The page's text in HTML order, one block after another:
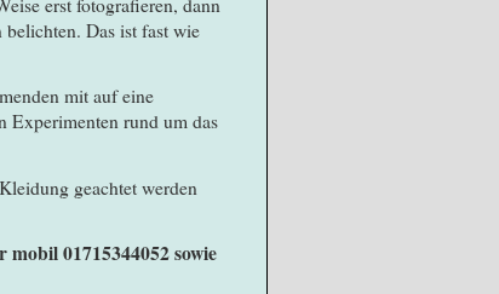
Das ist fast wie
mit auf eine
Experimenten rund um das
geachtet werden
01715344052 sowie